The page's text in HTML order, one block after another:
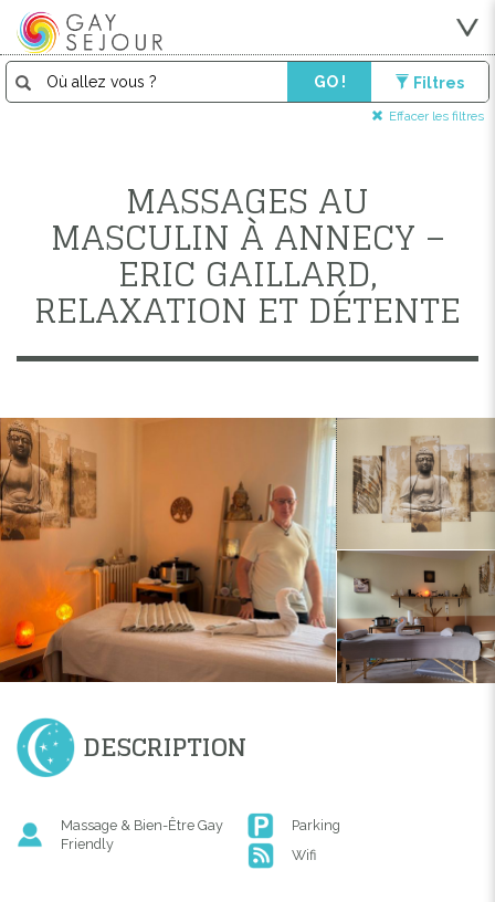
GO ! Filtres
Effacer les filtres
MASSAGES AU
MASCULIN À ANNECY –
ERIC GAILLARD,
RELAXATION ET DÉTENTE
DESCRIPTION
Massage & Bien-Être Gay
Friendly
Parking
Wifi